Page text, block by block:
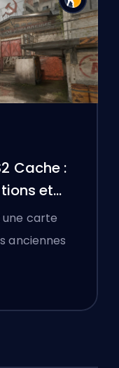
Cache :
et
une carte
anciennes